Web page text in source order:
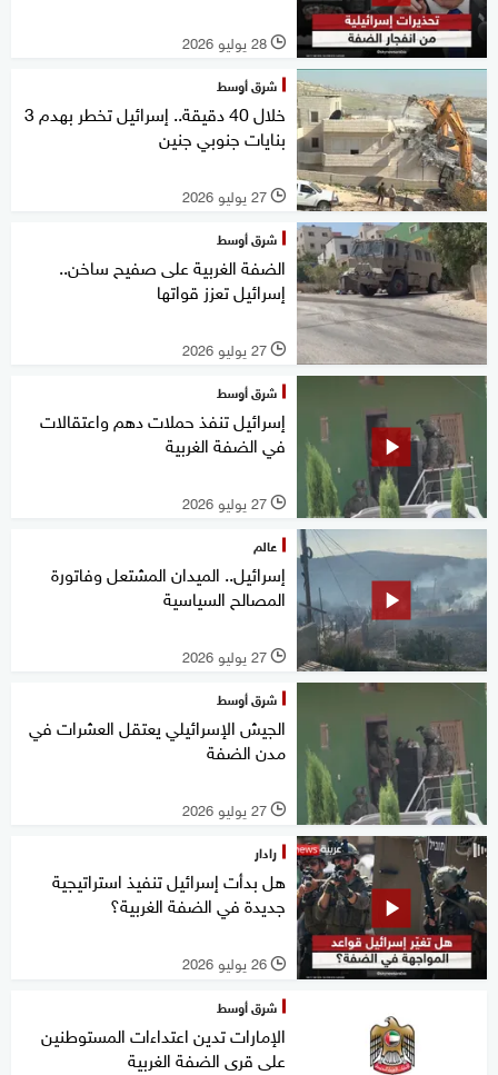
l 28 يوليو 2026
شرق أوسط
خلال 40 دقيقة.. إسرائيل تخطر بهدم 3
بنايات جنوبي جنين
l 27 يوليو 2026
شرق أوسط
الضفة الغربية على صفيح ساخن..
إسرائيل تعزز قواتها
l 27 يوليو 2026
شرق أوسط
إسرائيل تنفذ حملات دهم واعتقالات
في الضفة الغربية
l 27 يوليو 2026
عالم
إسرائيل.. الميدان المشتعل وفاتورة
المصالح السياسية
l 27 يوليو 2026
شرق أوسط
الجيش الإسرائيلي يعتقل العشرات في
مدن الضفة
l 27 يوليو 2026
رادار
هل بدأت إسرائيل تنفيذ استراتيجية
جديدة في الضفة الغربية؟
l 26 يوليو 2026
شرق أوسط
الإمارات تدين اعتداءات المستوطنين
على قرى الضفة الغربية